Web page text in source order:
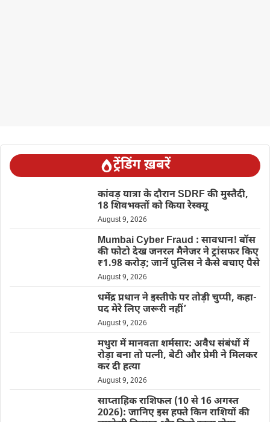
ट्रेंडिंग ख़बरें
कांवड़ यात्रा के दौरान SDRF की मुस्तैदी,
18 शिवभक्तों को किया रेस्क्यू
August 9, 2026
Mumbai Cyber Fraud : सावधान! बॉस
की फोटो देख जनरल मैनेजर ने ट्रांसफर किए
₹1.98 करोड़; जानें पुलिस ने कैसे बचाए पैसे
August 9, 2026
धर्मेंद्र प्रधान ने इस्तीफे पर तोड़ी चुप्पी, कहा-
पद मेरे लिए जरूरी नहीं’
August 9, 2026
मथुरा में मानवता शर्मसार: अवैध संबंधों में
रोड़ा बना तो पत्नी, बेटी और प्रेमी ने मिलकर
कर दी हत्या
August 9, 2026
साप्ताहिक राशिफल (10 से 16 अगस्त
2026): जानिए इस हफ्ते किन राशियों की